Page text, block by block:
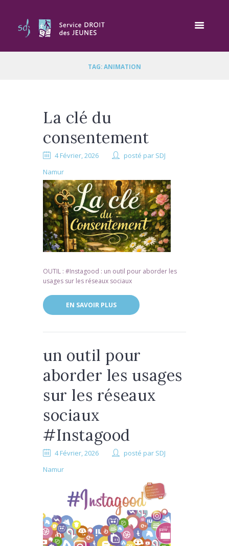
TAG: ANIMATION
La clé du
consentement
4 Février, 2026 posté par SDJ
Namur
OUTIL : #Instagood : un outil pour aborder les
usages sur les réseaux sociaux
EN SAVOIR PLUS
un outil pour
aborder les usages
sur les réseaux
sociaux
#Instagood
4 Février, 2026 posté par SDJ
Namur